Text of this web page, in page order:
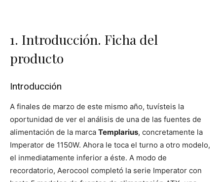
1. Introducción. Ficha del
producto
Introducción
A finales de marzo de este mismo año, tuvísteis la
oportunidad de ver el análisis de una de las fuentes de
alimentación de la marca Templarius, concretamente la
Imperator de 1150W. Ahora le toca el turno a otro modelo,
el inmediatamente inferior a éste. A modo de
recordatorio, Aerocool completó la serie Imperator con